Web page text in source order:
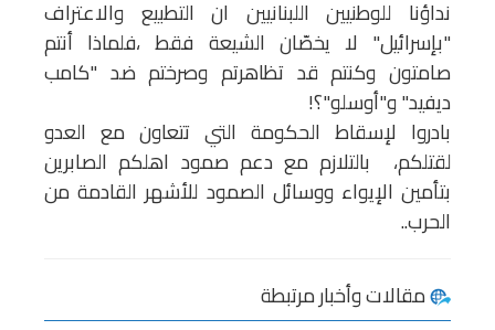
نداؤنا للوطنيين اللبنانيين ان التطبيع والاعتراف
"بإسرائيل" لا يخصّان الشيعة فقط ،فلماذا أنتم
صامتون وكنتم قد تظاهرتم وصرختم ضد "كامب
ديفيد" و"أوسلو"؟!
بادروا لإسقاط الحكومة التي تتعاون مع العدو
لقتلكم، بالتلازم مع دعم صمود اهلكم الصابرين
بتأمين الإيواء ووسائل الصمود للأشهر القادمة من
الحرب..
مقالات وأخبار مرتبطة